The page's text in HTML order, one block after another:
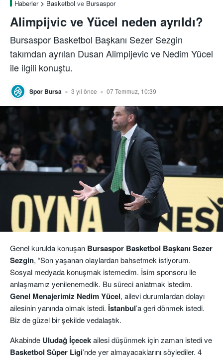
Haberler Basketbol ve Bursaspor
Alimpijvic ve Yücel neden ayrıldı?
Bursaspor Basketbol Başkanı Sezer Sezgin
takımdan ayrılan Dusan Alimpijevic ve Nedim Yücel
ile ilgili konuştu.
Spor Bursa 3 yıl önce 07 Temmuz, 10:39
Genel kurulda konuşan Bursaspor Basketbol Başkanı Sezer
Sezgin, “Son yaşanan olaylardan bahsetmek istiyorum.
Sosyal medyada konuşmak istemedim. İsim sponsoru ile
anlaşmamız yenilenemedik. Bu süreci anlatmak istedim.
Genel Menajerimiz Nedim Yücel, ailevi durumlardan dolayı
ailesinin yanında olmak istedi. İstanbul’a geri dönmek istedi.
Biz de güzel bir şekilde vedalaştık.
Akabinde Uludağ İçecekailesi düşünmek için zaman istedi ve
Basketbol Süper Ligi’nde yer almayacaklarını söylediler. 4